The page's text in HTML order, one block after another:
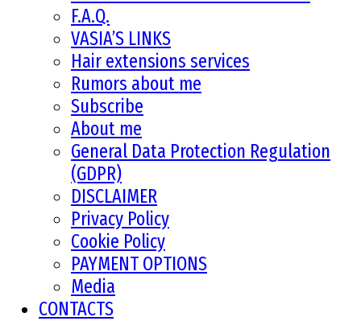
F.A.Q.
VASIA’S LINKS
Hair extensions services
Rumors about me
Subscribe
About me
General Data Protection Regulation
(GDPR)
DISCLAIMER
Privacy Policy
Cookie Policy
PAYMENT OPTIONS
Media
CONTACTS